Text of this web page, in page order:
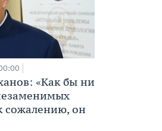
«Как бы ни
сожалению, он